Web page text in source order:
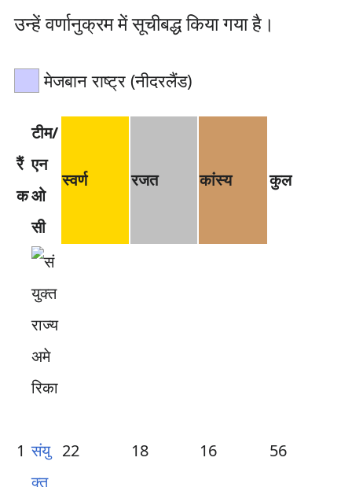
उन्हें वर्णानुक्रम में सूचीबद्ध किया गया है।
मेजबान राष्ट्र (नीदरलैंड)
रैं
क
टीम/
एन
ओ
सी
स्वर्ण रजत कांस्य कुल
1 संयु
क्त
22 18 16 56